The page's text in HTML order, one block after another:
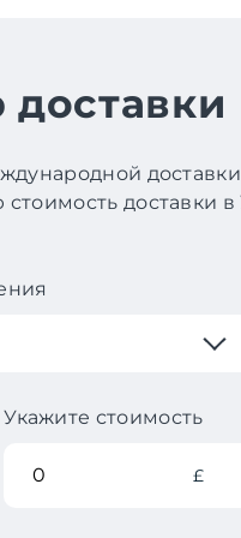
доставки
доставки в
Укажите стоимость
£